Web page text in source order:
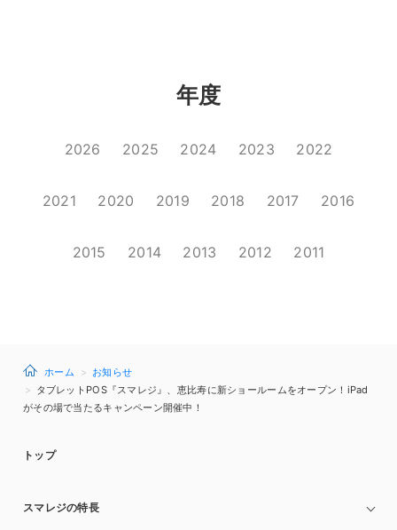
年度
2026 2025 2024 2023 2022
2021 2020 2019 2018 2017 2016
2015 2014 2013 2012 2011
ホーム
お知らせ
タブレットPOS『スマレジ』、恵比寿に新ショールームをオープン！iPad
がその場で当たるキャンペーン開催中！
トップ
スマレジの特長